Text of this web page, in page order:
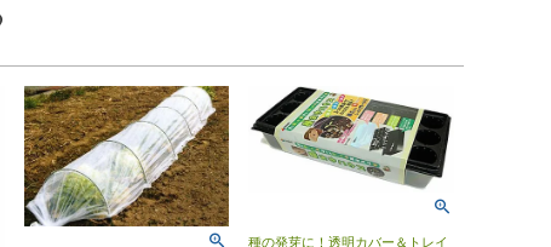
種の発芽に！透明カバー＆トレイ